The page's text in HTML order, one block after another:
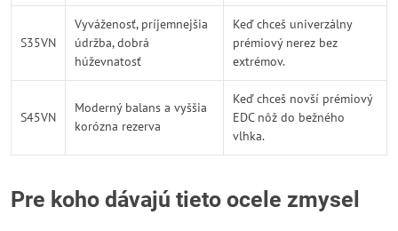
S35VN
Vyváženosť, príjemnejšia
údržba, dobrá
húževnatosť
Keď chceš univerzálny
prémiový nerez bez
extrémov.
S45VN
Moderný balans a vyššia
korózna rezerva
Keď chceš novší prémiový
EDC nôž do bežného
vlhka.
Pre koho dávajú tieto ocele zmysel